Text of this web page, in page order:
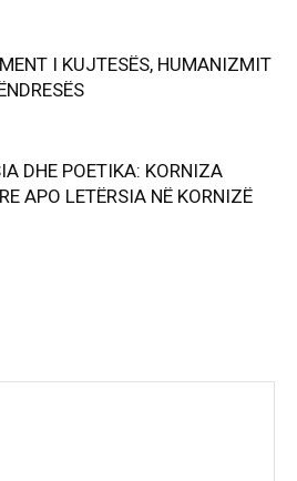
I KUJTESËS, HUMANIZMIT
DHE POETIKA: KORNIZA
APO LETËRSIA NË KORNIZË